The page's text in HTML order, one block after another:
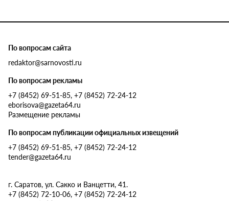
По вопросам сайта
redaktor@sarnovosti.ru
По вопросам рекламы
+7 (8452) 69-51-85, +7 (8452) 72-24-12
eborisova@gazeta64.ru
Размещение рекламы
По вопросам публикации официальных извещений
+7 (8452) 69-51-85, +7 (8452) 72-24-12
tender@gazeta64.ru
г. Саратов, ул. Сакко и Ванцетти, 41.
+7 (8452) 72-10-06, +7 (8452) 72-24-12